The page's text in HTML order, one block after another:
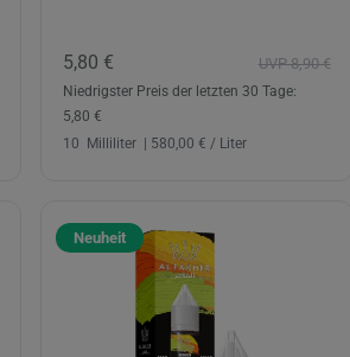
UVP 8,90 €
5,80 €
Niedrigster Preis der letzten 30 Tage:
5,80 €
10 Milliliter | 580,00 € / Liter
Neuheit